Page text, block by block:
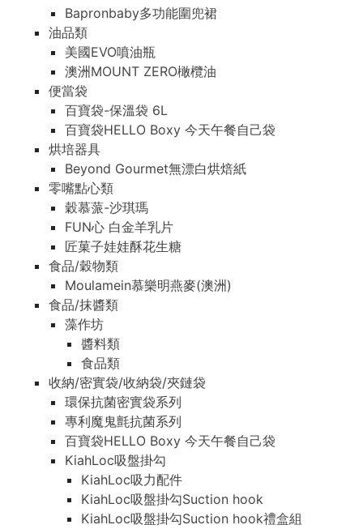
Bapronbaby多功能圍兜裙
油品類
美國EVO噴油瓶
澳洲MOUNT ZERO橄欖油
便當袋
百寶袋-保溫袋 6L
百寶袋HELLO Boxy 今天午餐自己袋
烘培器具
Beyond Gourmet無漂白烘焙紙
零嘴點心類
穀慕蒎-沙琪瑪
FUN心 白金羊乳片
匠菓子娃娃酥花生糖
食品/穀物類
Moulamein慕樂明燕麥(澳洲)
食品/抹醬類
藻作坊
醬料類
食品類
收納/密實袋/收納袋/夾鏈袋
環保抗菌密實袋系列
專利魔鬼氈抗菌系列
百寶袋HELLO Boxy 今天午餐自己袋
KiahLoc吸盤掛勾
KiahLoc吸力配件
KiahLoc吸盤掛勾Suction hook
KiahLoc吸盤掛勾Suction hook禮盒組